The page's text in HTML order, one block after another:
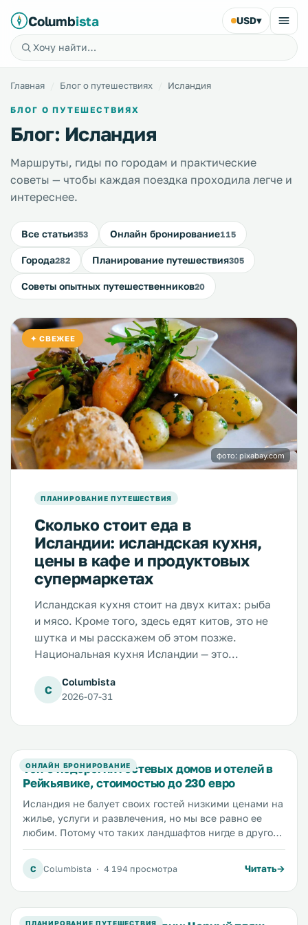
Columbista USD▾
Главная Блог о путешествиях Исландия
БЛОГ О ПУТЕШЕСТВИЯХ
Блог: Исландия
Маршруты, гиды по городам и практические
советы — чтобы каждая поездка проходила легче и
интереснее.
Все статьи353 Онлайн бронирование115
Города282 Планирование путешествия305
Советы опытных путешественников20
✦ СВЕЖЕЕ
фото: pixabay.com
ПЛАНИРОВАНИЕ ПУТЕШЕСТВИЯ
Сколько стоит еда в
Исландии: исландская кухня,
цены в кафе и продуктовых
супермаркетах
Исландская кухня стоит на двух китах: рыба
и мясо. Кроме того, здесь едят китов, это не
шутка и мы расскажем об этом позже.
Национальная кухня Исландии — это
проверенное веками. Только в отличие от
итальянских крестьян, которые подарили
бараньей головы и сотни вариаций на тему
соленой, вяленой и маринованной рыбы, в
том числе и...
C
Columbista
2026-07-31
ОНЛАЙН БРОНИРОВАНИЕ
Топ-5 недорогих гостевых домов и отелей в
Рейкьявике, стоимостью до 230 евро
Исландия не балует своих гостей низкими ценами на
жилье, услуги и развлечения, но мы все равно ее
любим. Потому что таких ландшафтов нигде в другом
месте не найти. А вот бюджетные варианты жилья
найти вполне можно, хоть задача не из простых. Но
мы приложили усилия и предлагаем вам обзор
недорогих отелей, гостевых домов и хостелов с
C Columbista · 4 194 просмотра Читать
ПЛАНИРОВАНИЕ ПУТЕШЕСТВИЯ